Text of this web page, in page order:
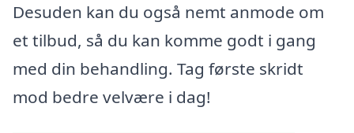
Desuden kan du også nemt anmode om
et tilbud, så du kan komme godt i gang
med din behandling. Tag første skridt
mod bedre velvære i dag!